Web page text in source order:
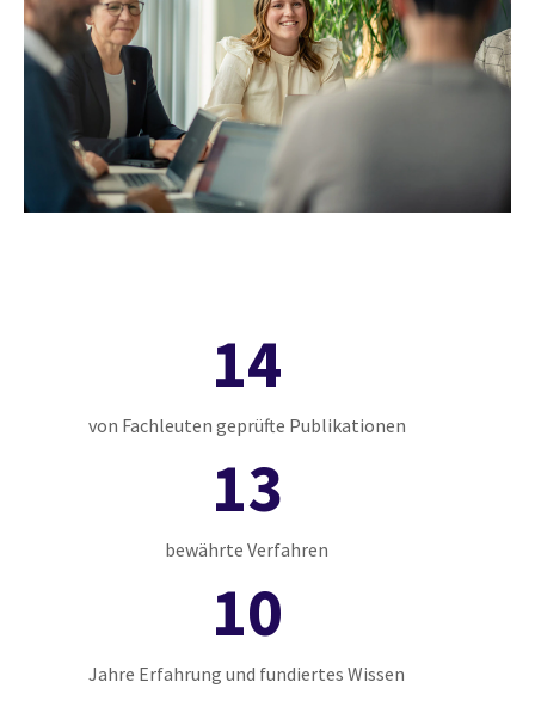
14
von Fachleuten geprüfte Publikationen
13
bewährte Verfahren
10
Jahre Erfahrung und fundiertes Wissen